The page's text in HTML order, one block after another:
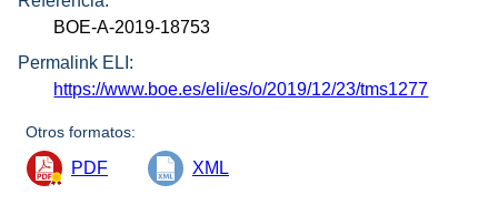
BOE-A-2019-18753
Permalink ELI:
https://www.boe.es/eli/es/o/2019/12/23/tms1277
Otros formatos:
PDF XML